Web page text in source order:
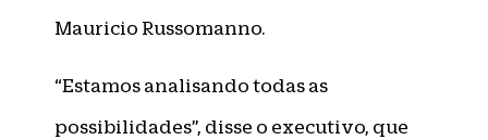
Mauricio Russomanno.
“Estamos analisando todas as
possibilidades”, disse o executivo, que